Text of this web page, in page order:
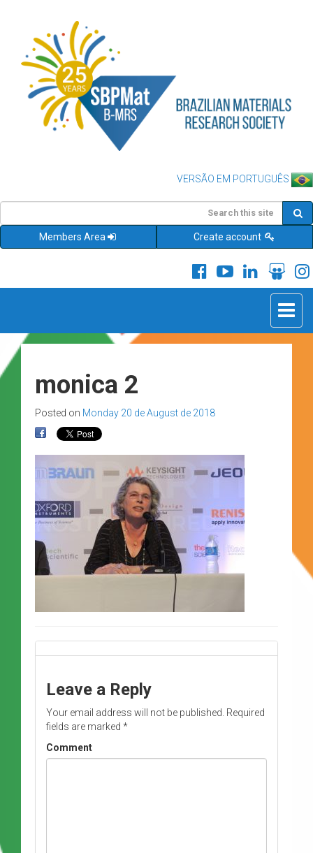
VERSÃO EM PORTUGUÊS
Members Area Create account
Toggle
monica 2
Posted on Monday 20 de August de 2018
Leave a Reply
Your email address will not be published. Required
fields are marked *
Comment